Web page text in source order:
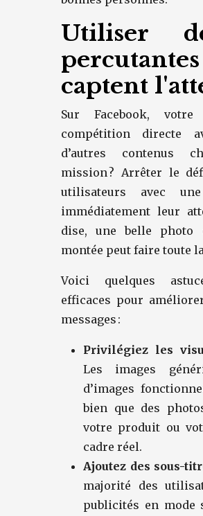
Utiliser
captent
Sur Facebook,
compétition directe
d’autres contenus
mission ? Arrêter le
utilisateurs avec
immédiatement leur
dise, une belle photo
montée peut faire toute
Voici quelques
efficaces pour
messages :
Privilégiez les
Les images
d’images
bien que des
votre produit ou
cadre réel.
Ajoutez des sous-
majorité des
publicités en mode